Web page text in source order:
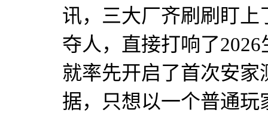
讯，三大厂齐刷刷盯
夺人，直接打响了
就率先开启了首次安
据，只想以一个普通